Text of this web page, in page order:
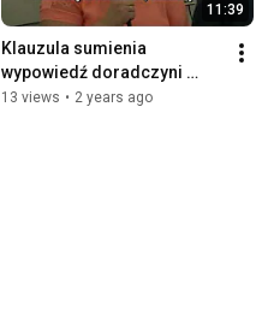
11:39
Klauzula sumienia
wypowiedź doradczyni
rodzinnej Magdaleny Holi
13 views • 2 years ago